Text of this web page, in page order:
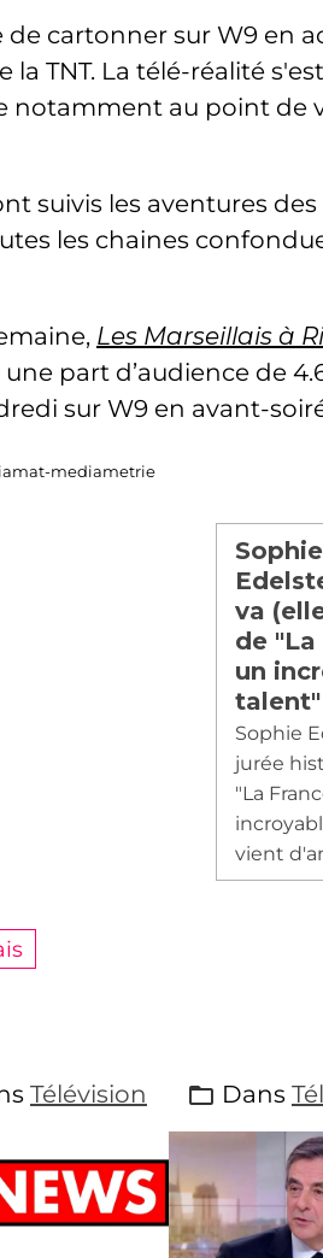
cartonner sur W9 en
TNT. La télé-réalité
notamment au point de
suivis les aventures
les chaines
Les Marseillais à
part d’audience de
sur W9 en avant-
mediametrie
Sophie
va
de "La
un
talent"
Sophie
jurée
"La
vient
Télévision Dans